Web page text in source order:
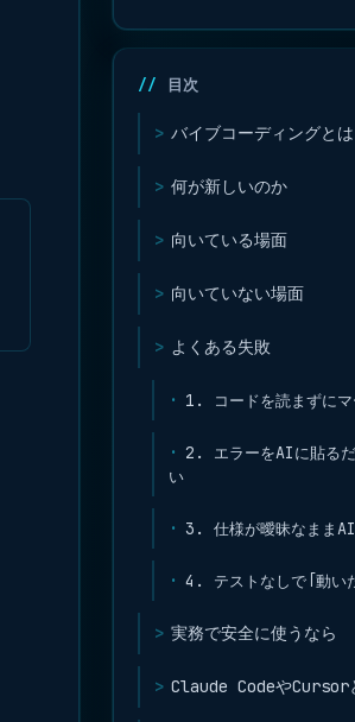
目次
バイブコーディングとは
何が新しいのか
向いている場面
向いていない場面
よくある失敗
1. コードを読まずにマ
2. エラーをAIに貼るだ
い
3. 仕様が曖昧なまま
4. テストなしで「動い
実務で安全に使うなら
Claude CodeやCursor